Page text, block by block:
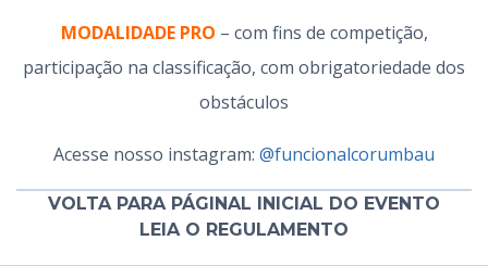
MODALIDADE PRO – com fins de competição,
participação na classificação, com obrigatoriedade dos
obstáculos
Acesse nosso instagram: @funcionalcorumbau
VOLTA PARA PÁGINAL INICIAL DO EVENTO
LEIA O REGULAMENTO